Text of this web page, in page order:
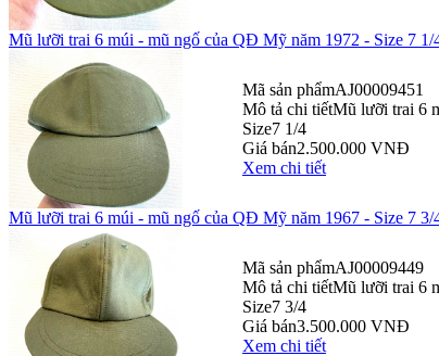
Mũ lưỡi trai 6 múi - mũ ngố của QĐ Mỹ năm 1972 - Size 7 1/
Mã sản phẩmAJ00009451
Mô tả chi tiếtMũ lưỡi trai 6
Size7 1/4
Giá bán2.500.000 VNĐ
Xem chi tiết
Mũ lưỡi trai 6 múi - mũ ngố của QĐ Mỹ năm 1967 - Size 7 3/
Mã sản phẩmAJ00009449
Mô tả chi tiếtMũ lưỡi trai 6
Size7 3/4
Giá bán3.500.000 VNĐ
Xem chi tiết